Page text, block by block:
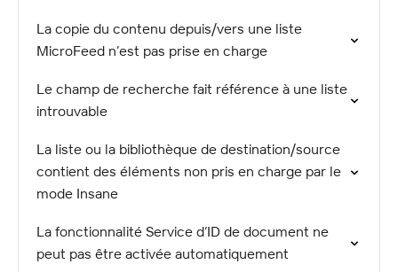
La copie du contenu depuis/vers une liste
MicroFeed n’est pas prise en charge
Le champ de recherche fait référence à une liste
introuvable
La liste ou la bibliothèque de destination/source
contient des éléments non pris en charge par le
mode Insane
La fonctionnalité Service d’ID de document ne
peut pas être activée automatiquement